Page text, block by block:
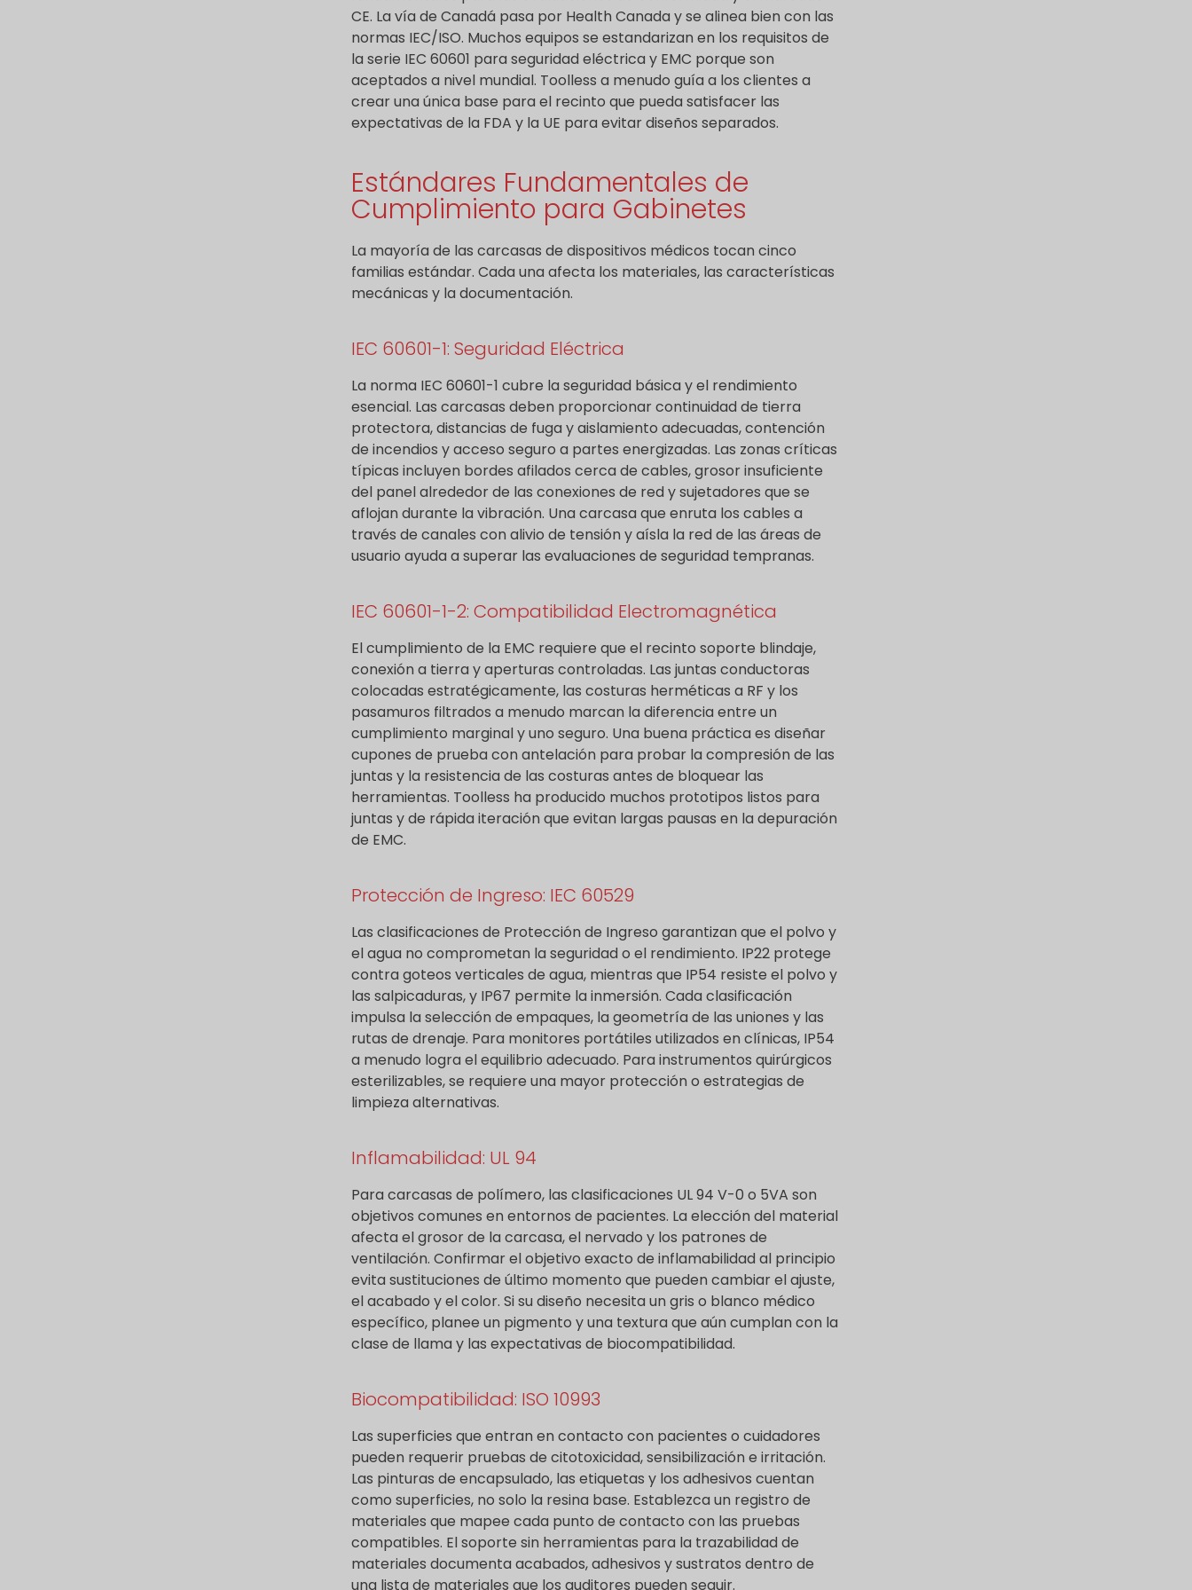
CE. La vía de Canadá pasa por Health Canada y se alinea bien con las
normas IEC/ISO. Muchos equipos se estandarizan en los requisitos de
la serie IEC 60601 para seguridad eléctrica y EMC porque son
aceptados a nivel mundial. Toolless a menudo guía a los clientes a
crear una única base para el recinto que pueda satisfacer las
expectativas de la FDA y la UE para evitar diseños separados.
Estándares Fundamentales de
Cumplimiento para Gabinetes
La mayoría de las carcasas de dispositivos médicos tocan cinco
familias estándar. Cada una afecta los materiales, las características
mecánicas y la documentación.
IEC 60601-1: Seguridad Eléctrica
La norma IEC 60601-1 cubre la seguridad básica y el rendimiento
esencial. Las carcasas deben proporcionar continuidad de tierra
protectora, distancias de fuga y aislamiento adecuadas, contención
de incendios y acceso seguro a partes energizadas. Las zonas críticas
típicas incluyen bordes afilados cerca de cables, grosor insuficiente
del panel alrededor de las conexiones de red y sujetadores que se
aflojan durante la vibración. Una carcasa que enruta los cables a
través de canales con alivio de tensión y aísla la red de las áreas de
usuario ayuda a superar las evaluaciones de seguridad tempranas.
IEC 60601-1-2: Compatibilidad Electromagnética
El cumplimiento de la EMC requiere que el recinto soporte blindaje,
conexión a tierra y aperturas controladas. Las juntas conductoras
colocadas estratégicamente, las costuras herméticas a RF y los
pasamuros filtrados a menudo marcan la diferencia entre un
cumplimiento marginal y uno seguro. Una buena práctica es diseñar
cupones de prueba con antelación para probar la compresión de las
juntas y la resistencia de las costuras antes de bloquear las
herramientas. Toolless ha producido muchos prototipos listos para
juntas y de rápida iteración que evitan largas pausas en la depuración
de EMC.
Protección de Ingreso: IEC 60529
Las clasificaciones de Protección de Ingreso garantizan que el polvo y
el agua no comprometan la seguridad o el rendimiento. IP22 protege
contra goteos verticales de agua, mientras que IP54 resiste el polvo y
las salpicaduras, y IP67 permite la inmersión. Cada clasificación
impulsa la selección de empaques, la geometría de las uniones y las
rutas de drenaje. Para monitores portátiles utilizados en clínicas, IP54
a menudo logra el equilibrio adecuado. Para instrumentos quirúrgicos
esterilizables, se requiere una mayor protección o estrategias de
limpieza alternativas.
Inflamabilidad: UL 94
Para carcasas de polímero, las clasificaciones UL 94 V-0 o 5VA son
objetivos comunes en entornos de pacientes. La elección del material
afecta el grosor de la carcasa, el nervado y los patrones de
ventilación. Confirmar el objetivo exacto de inflamabilidad al principio
evita sustituciones de último momento que pueden cambiar el ajuste,
el acabado y el color. Si su diseño necesita un gris o blanco médico
específico, planee un pigmento y una textura que aún cumplan con la
clase de llama y las expectativas de biocompatibilidad.
Biocompatibilidad: ISO 10993
Las superficies que entran en contacto con pacientes o cuidadores
pueden requerir pruebas de citotoxicidad, sensibilización e irritación.
Las pinturas de encapsulado, las etiquetas y los adhesivos cuentan
como superficies, no solo la resina base. Establezca un registro de
materiales que mapee cada punto de contacto con las pruebas
compatibles. El soporte sin herramientas para la trazabilidad de
materiales documenta acabados, adhesivos y sustratos dentro de
una lista de materiales que los auditores pueden seguir.